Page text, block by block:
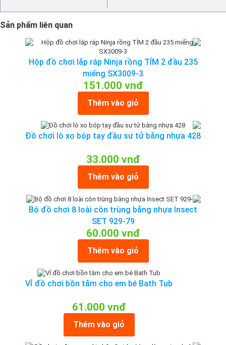
Sản phẩm liên quan
Hộp đồ chơi lắp ráp Ninja rồng TÍM 2 đầu 235
miếng SX3009-3
151.000 vnđ
Thêm vào giỏ
Đồ chơi lò xo bóp tay đầu sư tử bằng nhựa 428
33.000 vnđ
Thêm vào giỏ
Bộ đồ chơi 8 loài côn trùng bằng nhựa Insect
SET 929-79
60.000 vnđ
Thêm vào giỏ
Vỉ đồ chơi bồn tắm cho em bé Bath Tub
61.000 vnđ
Thêm vào giỏ